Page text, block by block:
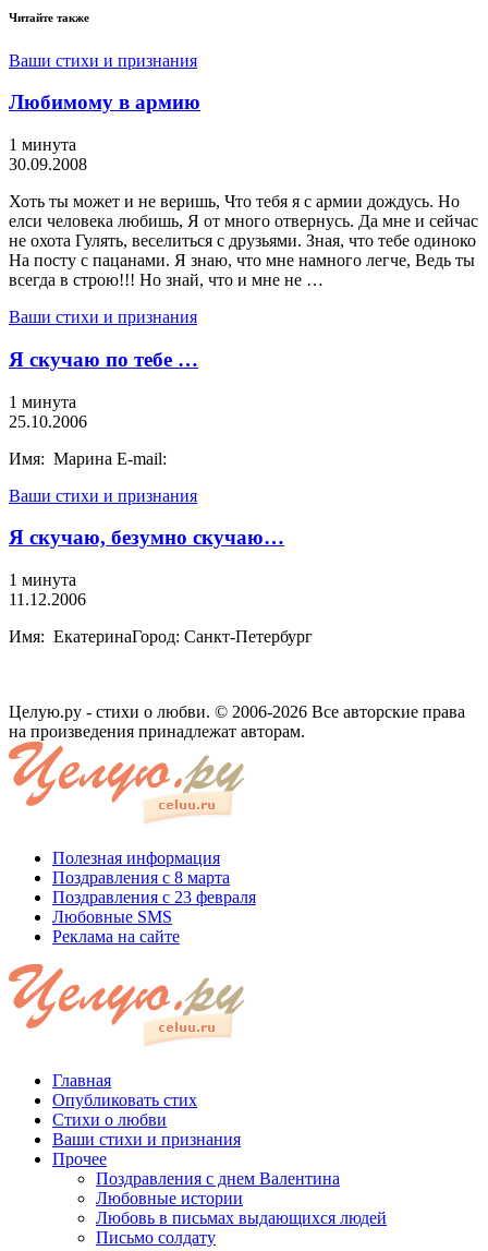
Читайте также
Ваши стихи и признания
Любимому в армию
1 минута
30.09.2008
Хоть ты может и не веришь, Что тебя я с армии дождусь. Но
елси человека любишь, Я от много отвернусь. Да мне и сейчас
не охота Гулять, веселиться с друзьями. Зная, что тебе одиноко
На посту с пацанами. Я знаю, что мне намного легче, Ведь ты
всегда в строю!!! Но знай, что и мне не …
Ваши стихи и признания
Я скучаю по тебе …
1 минута
25.10.2006
Имя: Марина E-mail:
Ваши стихи и признания
Я скучаю, безумно скучаю…
1 минута
11.12.2006
Имя: ЕкатеринаГород: Санкт-Петербург
Целую.ру - стихи о любви. © 2006-2026 Все авторские права
на произведения принадлежат авторам.
Полезная информация
Поздравления с 8 марта
Поздравления с 23 февраля
Любовные SMS
Реклама на сайте
Главная
Опубликовать стих
Стихи о любви
Ваши стихи и признания
Прочее
Поздравления с днем Валентина
Любовные истории
Любовь в письмах выдающихся людей
Письмо солдату